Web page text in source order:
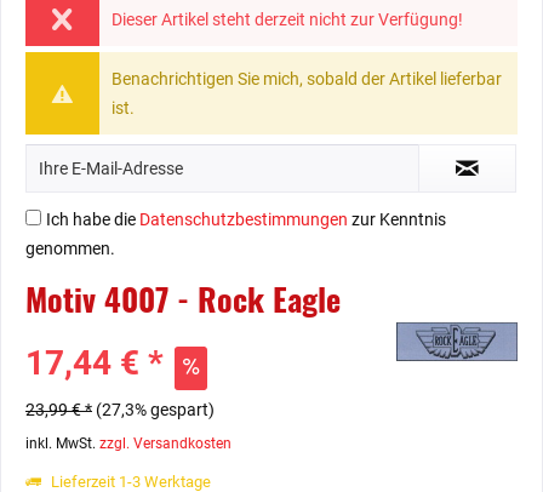
Dieser Artikel steht derzeit nicht zur Verfügung!
Benachrichtigen Sie mich, sobald der Artikel lieferbar
ist.
Ich habe die Datenschutzbestimmungen zur Kenntnis
genommen.
Motiv 4007 - Rock Eagle
17,44 € *
23,99 € * (27,3% gespart)
inkl. MwSt. zzgl. Versandkosten
Lieferzeit 1-3 Werktage